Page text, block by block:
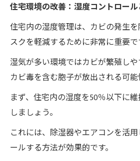
住宅環境の改善：湿度コントロー
住宅内の湿度管理は、カビの発生
スクを軽減するために非常に重要で
湿気が多い環境ではカビが繁殖し
カビ毒を含む胞子が放出される可能
まず、住宅内の湿度を50％以下に
しましょう。
これには、除湿器やエアコンを活
ールする方法が効果的です。